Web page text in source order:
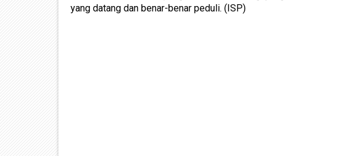
yang datang dan benar-benar peduli. (ISP)